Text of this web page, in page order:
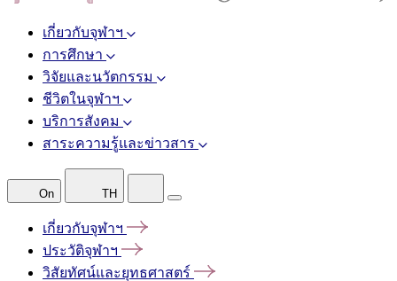
เกี่ยวกับจุฬาฯ
การศึกษา
วิจัยและนวัตกรรม
ชีวิตในจุฬาฯ
บริการสังคม
สาระความรู้และข่าวสาร
On TH
เกี่ยวกับจุฬาฯ
ประวัติจุฬาฯ
วิสัยทัศน์และยุทธศาสตร์